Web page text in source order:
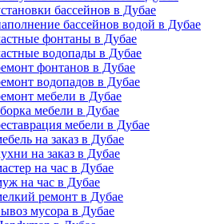
бассейнов в Дубае
бассейнов водой в Дубае
фонтаны в Дубае
водопады в Дубае
фонтанов в Дубае
водопадов в Дубае
мебели в Дубае
мебели в Дубае
мебели в Дубае
на заказ в Дубае
на заказ в Дубае
на час в Дубае
на час в Дубае
ремонт в Дубае
мусора в Дубае